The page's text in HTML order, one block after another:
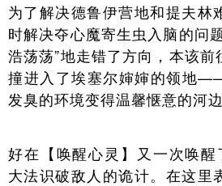
为了解决德鲁伊营地和提夫林
时解决夺心魔寄生虫入脑的问
浩荡荡”地走错了方向，本该
撞进入了埃塞尔婶婶的领地
发臭的环境变得温馨惬意的河边
好在【唤醒心灵】又一次唤
大法识破敌人的诡计。在这里